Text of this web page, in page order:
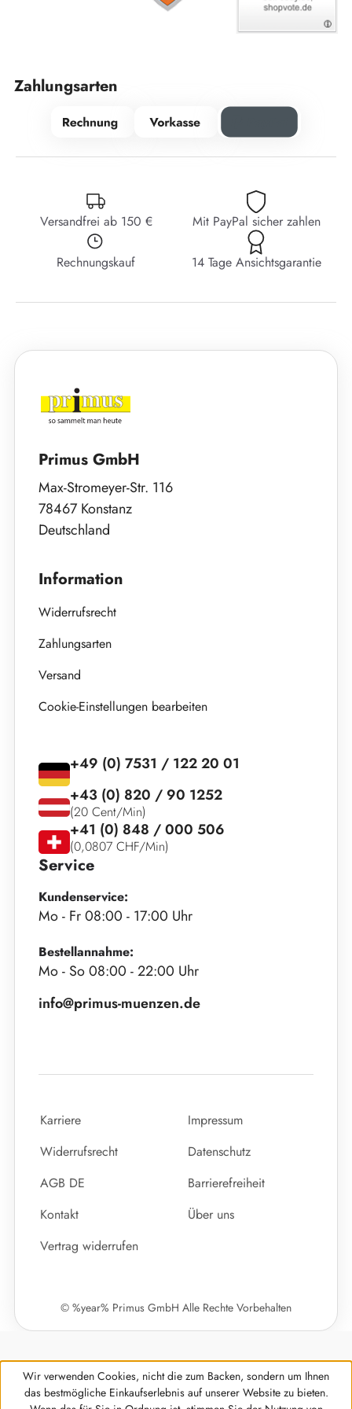
Zahlungsarten
Versandfrei ab 150 € Mit PayPal sicher zahlen
Rechnungskauf 14 Tage Ansichtsgarantie
Primus GmbH
Max-Stromeyer-Str. 116
78467 Konstanz
Deutschland
Information
Widerrufsrecht
Zahlungsarten
Versand
Cookie-Einstellungen bearbeiten
Service
Kundenservice:
Mo - Fr 08:00 - 17:00 Uhr
Bestellannahme:
Mo - So 08:00 - 22:00 Uhr
info@primus-muenzen.de
+49 (0) 7531 / 122 20 01
+43 (0) 820 / 90 1252
(20 Cent/Min)
+41 (0) 848 / 000 506
(0,0807 CHF/Min)
Karriere
Impressum
Widerrufsrecht
Datenschutz
AGB DE
Barrierefreiheit
Kontakt
Über uns
Vertrag widerrufen
© %year% Primus GmbH Alle Rechte Vorbehalten
Wir verwenden Cookies, nicht die zum Backen, sondern um Ihnen
das bestmögliche Einkaufserlebnis auf unserer Website zu bieten.